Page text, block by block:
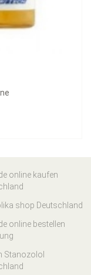
online kaufen
shop Deutschland
online bestellen
Stanozolol